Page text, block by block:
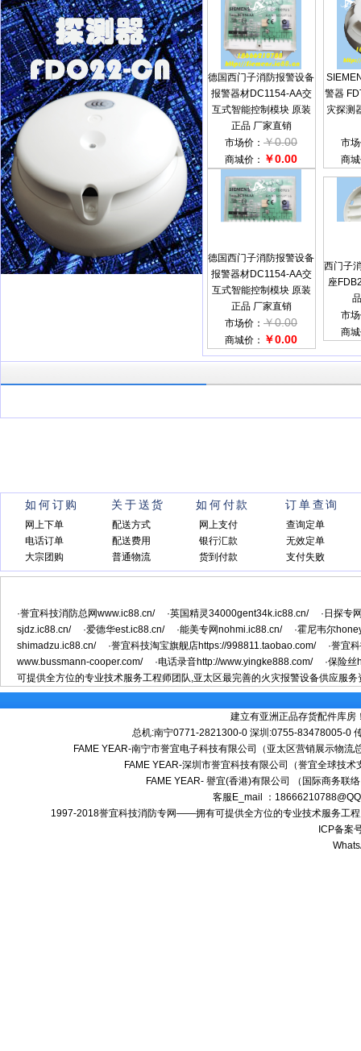
德国西门子消防报警设备
报警器材DC1154-AA交
互式智能控制模块 原装
正品 厂家直销
市场价： ￥0.00
商城价： ￥0.00
警器
灾探测
市
商
德国西门子消防报警设备
报警器材DC1154-AA交
互式智能控制模块 原装
正品 厂家直销
市场价： ￥0.00
商城价： ￥0.00
西门子
座
市
商
如何订购 关于送货 如何付款 订单查询
网上下单
电话订单
大宗团购
配送方式
配送费用
普通物流
网上支付
银行汇款
货到付款
查询定单
无效定单
支付失败
·誉宜科技消防总网www.ic88.cn/ ·英国精灵34000gent34k.ic88.cn/
·日探专
sjdz.ic88.cn/
·爱德华est.ic88.cn/ ·能美专网nohmi.ic88.cn/
·霍尼韦尔
shimadzu.ic88.cn/
·誉宜科技淘宝旗舰店https://998811.taobao.com/
·誉宜
www.bussmann-cooper.com/
·电话录音http://www.yingke888.com/
·保险
可提供全方位的专业技术服务工程师团队,亚太区最完善的火灾报警设备供应服
建立有亚洲正品存货配件库房
总机:南宁0771-2821300-0 深圳:0755-83478005-
FAME YEAR-南宁市誉宜电子科技有限公司（亚太区营销展示物
FAME YEAR-深圳市誉宜科技有限公司（誉宜全球技
FAME YEAR- 譽宜(香港)有限公司 （国际商务联
客服E_mail ：
1997-2018誉宜科技消防专网——拥有可提供全方位的专业技术服务工
ICP备案